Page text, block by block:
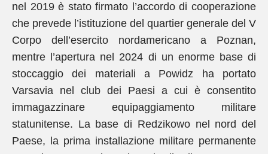
nel 2019 è stato firmato l’accordo di cooperazione
che prevede l’istituzione del quartier generale del V
Corpo dell’esercito nordamericano a Poznan,
mentre l’apertura nel 2024 di un enorme base di
stoccaggio dei materiali a Powidz ha portato
Varsavia nel club dei Paesi a cui è consentito
immagazzinare equipaggiamento militare
statunitense. La base di Redzikowo nel nord del
Paese, la prima installazione militare permanente